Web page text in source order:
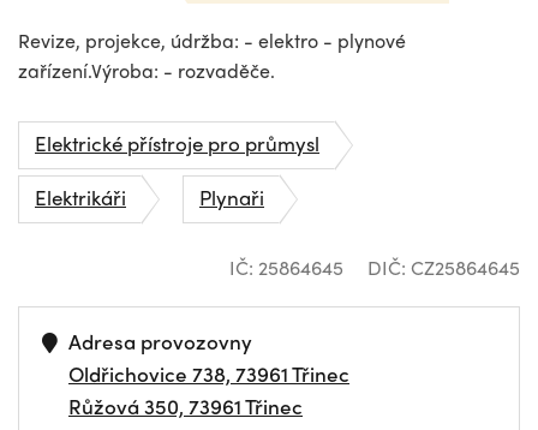
Revize, projekce, údržba: - elektro - plynové
zařízení.Výroba: - rozvaděče.
Elektrické přístroje pro průmysl
Elektrikáři
Plynaři
IČ: 25864645 DIČ: CZ25864645
Adresa provozovny
Oldřichovice 738, 73961 Třinec
Růžová 350, 73961 Třinec